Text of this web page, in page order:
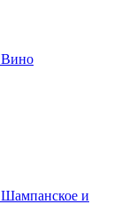
Вино
Шампанское и